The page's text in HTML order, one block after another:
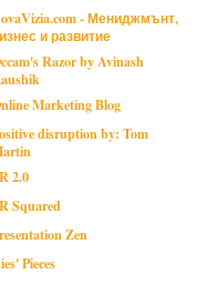
- Мениджмънт,
и развитие
Razor by Avinash
Marketing Blog
disruption by: Tom
2.0
Squared
Zen
Pieces